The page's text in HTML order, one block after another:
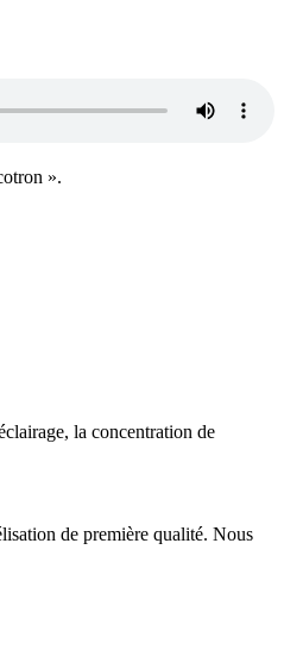
».
la concentration de
de première qualité. Nous